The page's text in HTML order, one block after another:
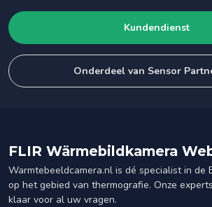
Kundendienst
Onderdeel van Sensor
FLIR Wärmebildkamera
Warmtebeeldcamera.nl is dé specialist in de
op het gebied van thermografie. Onze
klaar voor al uw vragen.